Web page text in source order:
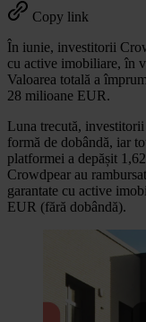
Copy link
În iunie, investitorii
cu active imobiliare, în
Valoarea totală a
28 milioane EUR.
Luna trecută,
formă de dobândă, iar
platformei a depășit
Crowdpear au
garantate cu active
EUR (fără dobândă).